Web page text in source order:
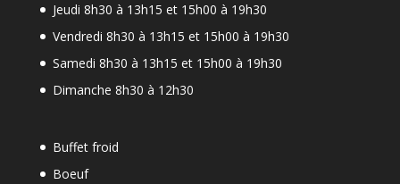
Jeudi 8h30 à 13h15 et 15h00 à 19h30
Vendredi 8h30 à 13h15 et 15h00 à 19h30
Samedi 8h30 à 13h15 et 15h00 à 19h30
Dimanche 8h30 à 12h30
Buffet froid
Boeuf